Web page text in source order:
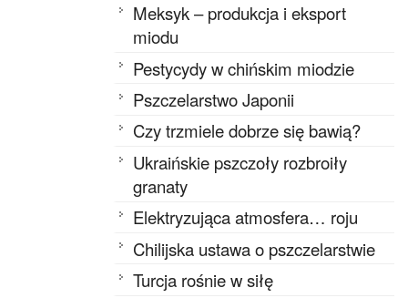
Meksyk – produkcja i eksport
miodu
Pestycydy w chińskim miodzie
Pszczelarstwo Japonii
Czy trzmiele dobrze się bawią?
Ukraińskie pszczoły rozbroiły
granaty
Elektryzująca atmosfera… roju
Chilijska ustawa o pszczelarstwie
Turcja rośnie w siłę